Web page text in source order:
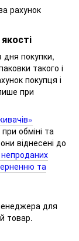
рахунок
дня покупки,
такого і
покупця і
при
обміні та
віднесені до
непроданих
та
для
товар.